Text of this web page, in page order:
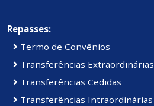
Repasses:
Termo de Convênios
Transferências Extraordinárias
Transferências Cedidas
Transferências Intraordinárias